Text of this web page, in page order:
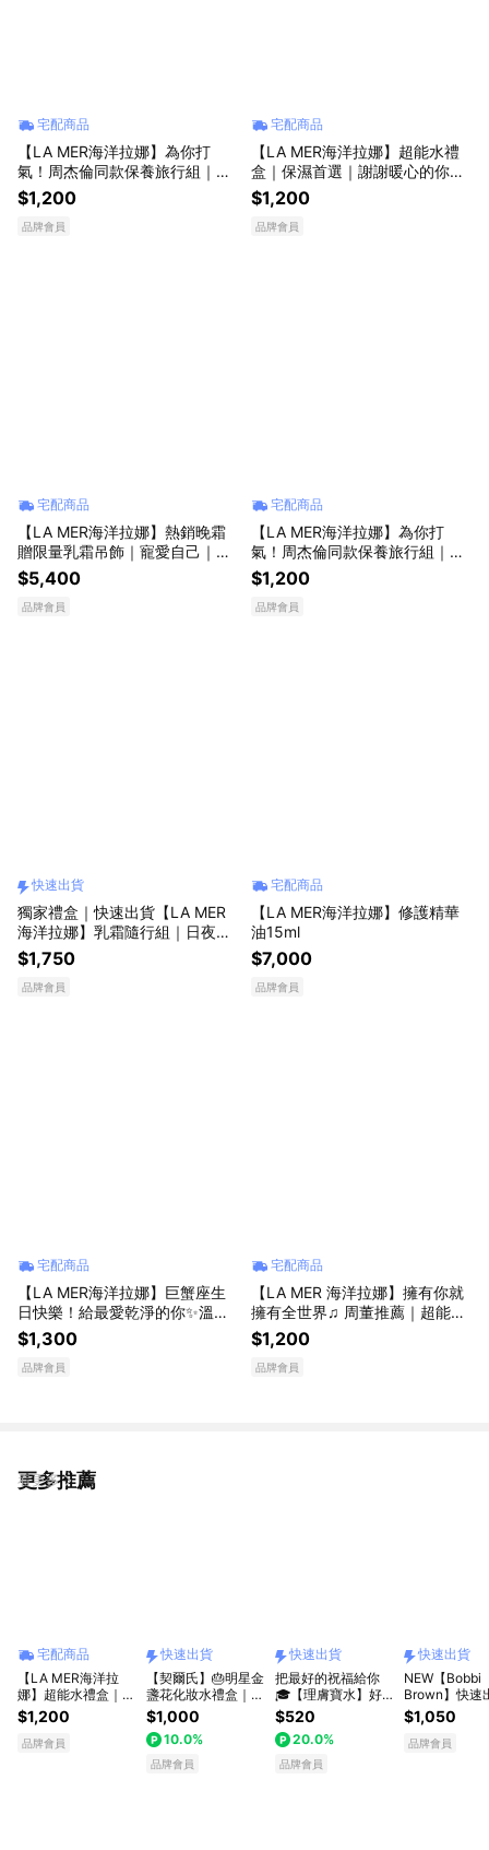
宅配商品
【LA MER海洋拉娜】為你打
氣！周杰倫同款保養旅行組｜應
援禮物｜超能水｜保濕首選
$1,200
品牌會員
宅配商品
【LA MER海洋拉娜】超能水禮
盒｜保濕首選｜謝謝暖心的你｜
父親節頂級保養獻禮
$1,200
品牌會員
宅配商品
【LA MER海洋拉娜】熱銷晚霜
贈限量乳霜吊飾｜寵愛自己｜醇
萃活膚晚霜15ml+經典乳霜3.5m
l+超能水15ml | 生日禮物
$5,400
品牌會員
宅配商品
【LA MER海洋拉娜】為你打
氣！周杰倫同款保養旅行組｜應
援禮物｜超能水｜保濕首選｜父
親節頂級保養獻禮
$1,200
品牌會員
快速出貨
獨家禮盒｜快速出貨【LA MER
海洋拉娜】乳霜隨行組｜日夜乳
霜｜經典乳霜x舒芙乳霜｜女友
禮物｜送女友｜生日禮物推薦｜
收禮者自選
$1,750
品牌會員
宅配商品
【LA MER海洋拉娜】修護精華
油15ml
$7,000
品牌會員
宅配商品
【LA MER海洋拉娜】巨蟹座生
日快樂！給最愛乾淨的你✨溫和
潔顏旅行組
$1,300
品牌會員
宅配商品
【LA MER 海洋拉娜】擁有你就
擁有全世界♫ 周董推薦｜超能水
買大贈小｜父親節頂級保養獻禮
$1,200
品牌會員
更多推薦
看更多
宅配商品
【LA MER海洋拉
娜】超能水禮盒｜保
濕首選｜謝謝暖心的
你
$1,200
品牌會員
快速出貨
【契爾氏】🎂明星金
盞花化妝水禮盒｜獅
子座生日快樂[快速
出貨]
$1,000
10.0%
品牌會員
快速出貨
把最好的祝福給你
🎓【理膚寶水】好
運陪伴禮｜B5+全面
修復霜 好友旅行組
(小)｜生日禮物｜感
謝禮物｜畢業禮物｜
快速出貨
$520
20.0%
品牌會員
快速出貨
NEW【Bobbi
Brown】快速
💝 完美的乳霜
完美的你！｜
超完美乳霜 #
$1,050
品牌會員